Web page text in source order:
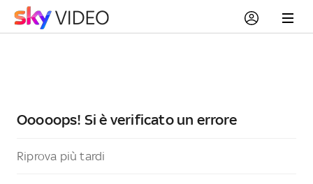
Ooooops! Si è verificato un errore
Riprova più tardi